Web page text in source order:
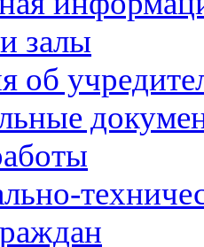
залы
об